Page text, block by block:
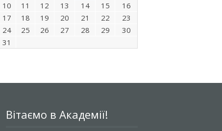
10
11 12 13 14 15
16
17
18 19 20 21 22
23
24
25 26 27 28 29
30
31
Вітаємо в Академії!